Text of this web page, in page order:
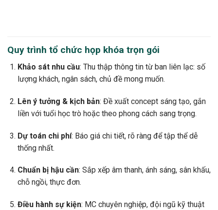
Quy trình tổ chức họp khóa trọn gói
Khảo sát nhu cầu: Thu thập thông tin từ ban liên lạc: số
lượng khách, ngân sách, chủ đề mong muốn.
Lên ý tưởng & kịch bản: Đề xuất concept sáng tạo, gắn
liền với tuổi học trò hoặc theo phong cách sang trọng.
Dự toán chi phí: Báo giá chi tiết, rõ ràng để tập thể dễ
thống nhất.
Chuẩn bị hậu cần: Sắp xếp âm thanh, ánh sáng, sân khấu,
chỗ ngồi, thực đơn.
Điều hành sự kiện: MC chuyên nghiệp, đội ngũ kỹ thuật